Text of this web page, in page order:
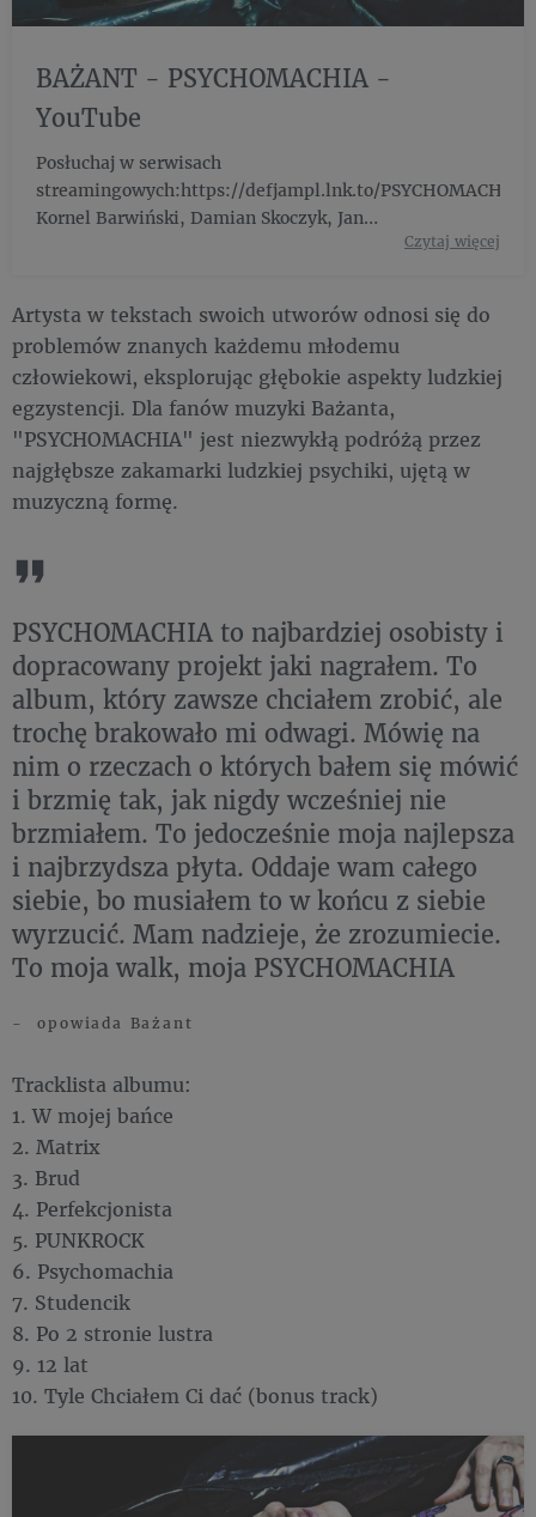
BAŻANT - PSYCHOMACHIA -
YouTube
Posłuchaj w serwisach
streamingowych:https://defjampl.lnk.to/
Kornel Barwiński, Damian Skoczyk, Jan
Czytaj więcej
Artysta w tekstach swoich utworów odnosi się do
problemów znanych każdemu młodemu
człowiekowi, eksplorując głębokie aspekty ludzkiej
egzystencji. Dla fanów muzyki Bażanta,
"PSYCHOMACHIA" jest niezwykłą podróżą przez
najgłębsze zakamarki ludzkiej psychiki, ujętą w
muzyczną formę.
PSYCHOMACHIA to najbardziej osobisty i
dopracowany projekt jaki nagrałem. To
album, który zawsze chciałem zrobić, ale
trochę brakowało mi odwagi. Mówię na
nim o rzeczach o których bałem się mówić
i brzmię tak, jak nigdy wcześniej nie
brzmiałem. To jedocześnie moja najlepsza
i najbrzydsza płyta. Oddaje wam całego
siebie, bo musiałem to w końcu z siebie
wyrzucić. Mam nadzieje, że zrozumiecie.
To moja walk, moja PSYCHOMACHIA
- opowiada Bażant
Tracklista albumu:
1. W mojej bańce
2. Matrix
3. Brud
4. Perfekcjonista
5. PUNKROCK
6. Psychomachia
7. Studencik
8. Po 2 stronie lustra
9. 12 lat
10. Tyle Chciałem Ci dać (bonus track)